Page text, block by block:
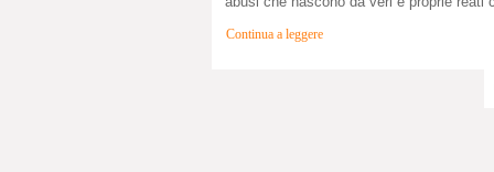
Continua a leggere